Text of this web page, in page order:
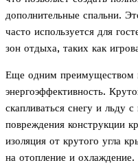
дополнительные спальни.
часто используется для
зон отдыха, таких как
Еще одним преимуществом
энергоэффективность.
скапливаться снегу и льду
повреждения конструкции
изоляция от крутого угла
на отопление и охлаждение.